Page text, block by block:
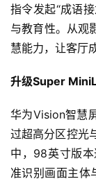
指令发起“成语
与教育性。从观
慧能力，让客厅
升级Super
华为Vision智慧
过超高分区控光
中，98英寸版
准识别画面主体